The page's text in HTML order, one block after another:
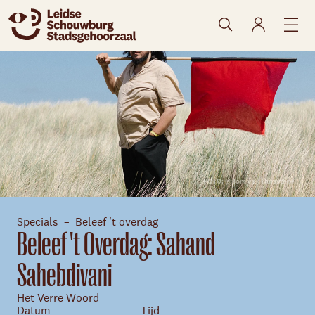
FOTO: © Tom van Huisstede
naar agenda
Specials Beleef 't overdag
Beleef 't Overdag: Sahand
Sahebdivani
Het Verre Woord
Datum
Tijd